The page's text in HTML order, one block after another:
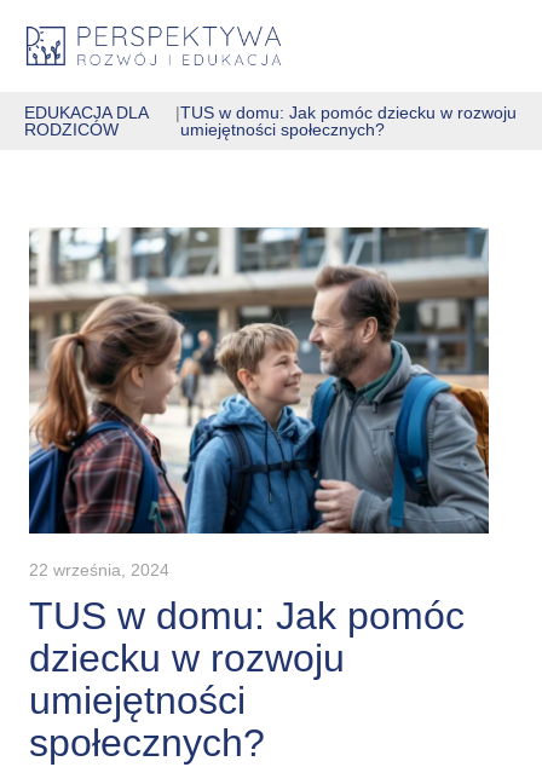
EDUKACJA DLA
RODZICÓW
|TUS w domu: Jak pomóc dziecku w rozwoju
umiejętności społecznych?
22 września, 2024
TUS w domu: Jak pomóc
dziecku w rozwoju
umiejętności
społecznych?